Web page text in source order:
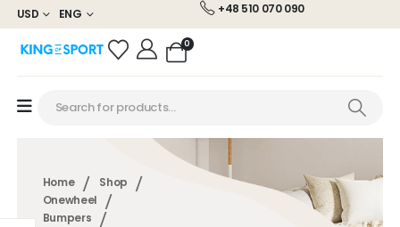
USD ENG +48 510 070 090
0
Home
Shop
Onewheel
Bumpers